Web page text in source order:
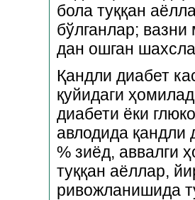
бола туққан
бўлганлар;
дан ошган
Қандли диабет
қуйидаги
диабети ёки
авлодида қандли
% зиёд, аввалги
туққан аёллар,
ривожланишида